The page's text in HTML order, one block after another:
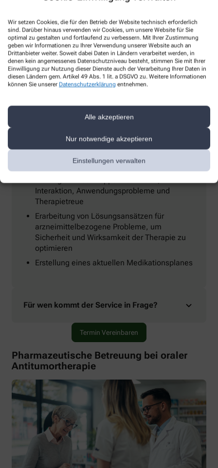
Wir setzen Cookies, die für den Betrieb der Website technisch erforderlich
sind. Darüber hinaus verwenden wir Cookies, um unsere Website für Sie
optimal zu gestalten und fortlaufend zu verbessern. Mit Ihrer Zustimmung
geben wir Informationen zu Ihrer Verwendung unserer Website auch an
Drittanbieter weiter. Soweit dabei Daten in Ländern verarbeitet werden, in
denen kein angemessenes Datenschutzniveau besteht, stimmen Sie mit Ihrer
Einwilligung zur Nutzung dieser Dienste auch der Verarbeitung Ihrer Daten in
diesen Ländern gem. Artikel 49 Abs. 1 lit. a DSGVO zu. Weitere Informationen
können Sie unserer Datenschutzerklärung entnehmen.
Alle akzeptieren
Nur notwendige akzeptieren
Einstellungen verwalten
Was der Service umfasst.
Gesamtmedikation
Interaktion, Anwendungsprobleme und
Therapietreue
Erarbeitung von Lösungsansätzen für
arzneimittelbezogene Probleme, um
Sicherheit und Wirksamkeit der Therapie zu
optimieren
Erstellung eines aktuellen Medikationsplanes
Für wen kommt der Service in Frage?
Termin Vereinbaren
Pharmazeutische Betreuung bei oraler
Antitumortherapie